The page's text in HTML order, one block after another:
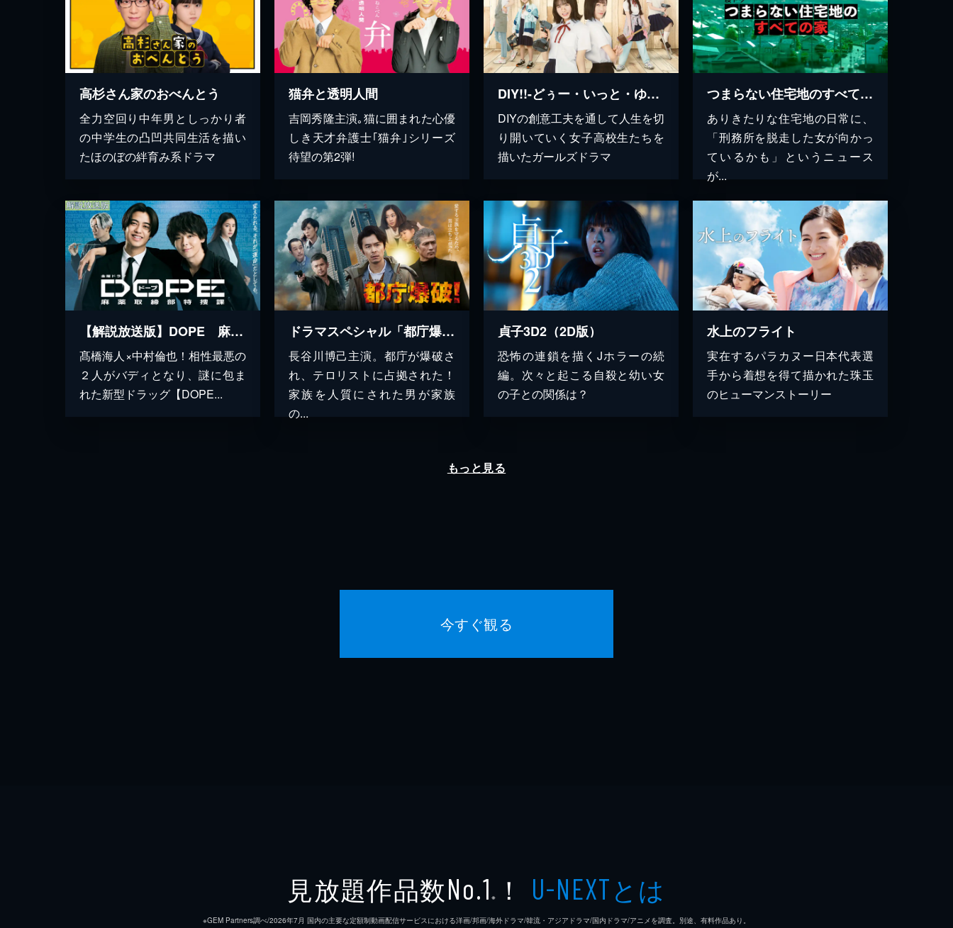
高杉さん家のおべんとう
全力空回り中年男としっかり者
の中学生の凸凹共同生活を描い
たほのぼの絆育み系ドラマ
猫弁と透明人間
吉岡秀隆主演｡猫に囲まれた心優
しき天才弁護士｢猫弁｣シリーズ
待望の第2弾!
DIY!!-どぅー・いっと・ゆあせるふ-
DIYの創意工夫を通して人生を切
り開いていく女子高校生たちを
描いたガールズドラマ
つまらない住宅地のすべての家
ありきたりな住宅地の日常に、
「刑務所を脱走した女が向かっ
ているかも」というニュース
が...
【解説放送版】DOPE 麻薬取締部特捜課
髙橋海人×中村倫也！相性最悪の
２人がバディとなり、謎に包ま
れた新型ドラッグ【DOPE...
ドラマスペシャル「都庁爆破！」
長谷川博己主演。都庁が爆破さ
れ、テロリストに占拠された！
家族を人質にされた男が家族
の...
貞子3D2（2D版）
恐怖の連鎖を描くJホラーの続
編。次々と起こる自殺と幼い女
の子との関係は？
水上のフライト
実在するパラカヌー日本代表選
手から着想を得て描かれた珠玉
のヒューマンストーリー
もっと見る
今すぐ観る
見放題作品数No.1 ※ ！ U-NEXTとは
※GEM Partners調べ/2026年7⽉ 国内の主要な定額制動画配信サービスにおける洋画/邦画/海外ドラマ/韓流・アジアドラマ/国内ドラマ/アニメを調査。別途、有料作品あり。